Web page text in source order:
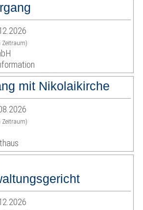
Zeitraum)
mit Nikolaikirche
Zeitraum)